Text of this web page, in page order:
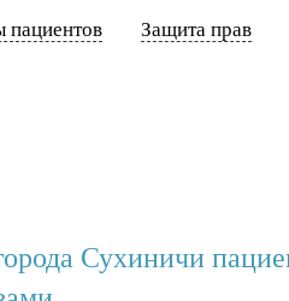
пациентов Защита прав
Сухиничи